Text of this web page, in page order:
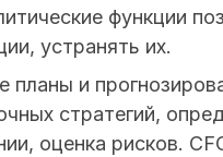
функции
устранять их.
планы и
стратегий,
оценка рисков.